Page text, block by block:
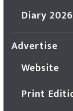
Diary 2026
Advertise
Website
Print